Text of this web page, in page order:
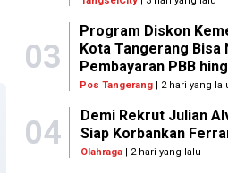
03
Program Diskon
Kota Tangerang
Pembayaran PBB
Pos Tangerang | 2 hari yang
04
Demi Rekrut Julian
Siap Korbankan
Olahraga| 2 hari yang lalu